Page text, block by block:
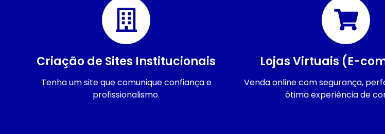
Criação de Sites Institucionais
Tenha um site que comunique confiança e
profissionalismo.
Lojas Virtuais (E-
Venda online com segurança,
ótima experiência de